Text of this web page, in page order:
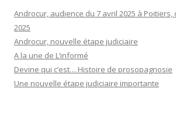
Androcur, audience du 7 avril 2025 à
2025
Androcur, nouvelle étape judiciaire
A la une de L’informé
Devine qui c’est… Histoire de prosopagnosie
Une nouvelle étape judiciaire importante